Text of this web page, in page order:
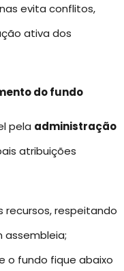
evita conflitos,
ativa dos
do fundo
pela administração
atribuições
recursos, respeitando
assembleia;
o fundo fique abaixo